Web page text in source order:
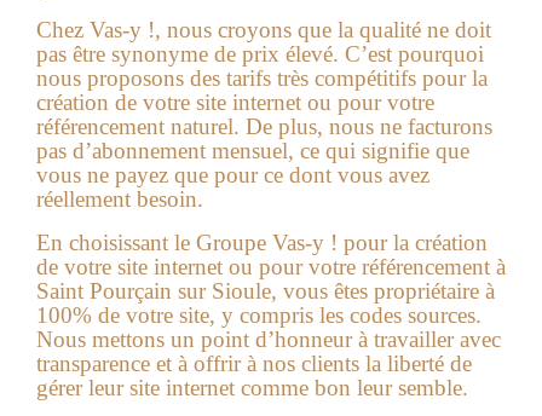
Chez Vas-y !, nous croyons que la qualité ne doit
pas être synonyme de prix élevé. C’est pourquoi
nous proposons des tarifs très compétitifs pour la
création de votre site internet ou pour votre
référencement naturel. De plus, nous ne facturons
pas d’abonnement mensuel, ce qui signifie que
vous ne payez que pour ce dont vous avez
réellement besoin.
En choisissant le Groupe Vas-y ! pour la création
de votre site internet ou pour votre référencement à
Saint Pourçain sur Sioule, vous êtes propriétaire à
100% de votre site, y compris les codes sources.
Nous mettons un point d’honneur à travailler avec
transparence et à offrir à nos clients la liberté de
gérer leur site internet comme bon leur semble.